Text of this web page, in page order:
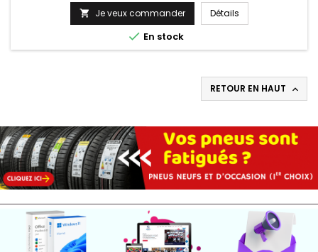
 Je veux commander Détails
 En stock
RETOUR EN HAUT 